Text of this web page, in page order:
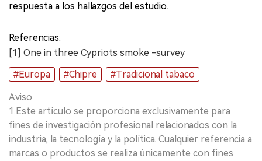
respuesta a los hallazgos del estudio.
Referencias:
[1] One in three Cypriots smoke -survey
#Europa
#Chipre #Tradicional tabaco
Aviso
1.Este artículo se proporciona exclusivamente para
fines de investigación profesional relacionados con la
industria, la tecnología y la política. Cualquier referencia a
marcas o productos se realiza únicamente con fines